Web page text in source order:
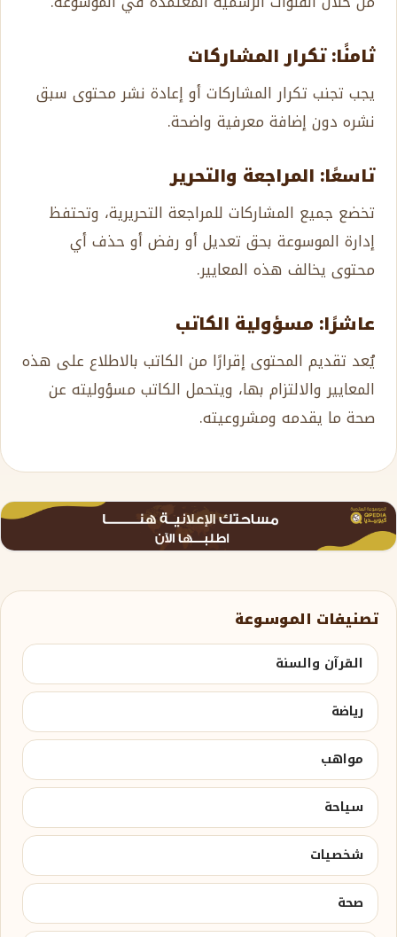
ثامنًا: تكرار المشاركات
يجب تجنب تكرار المشاركات أو إعادة نشر محتوى سبق
نشره دون إضافة معرفية واضحة.
تاسعًا: المراجعة والتحرير
تخضع جميع المشاركات للمراجعة التحريرية، وتحتفظ
إدارة الموسوعة بحق تعديل أو رفض أو حذف أي
محتوى يخالف هذه المعايير.
عاشرًا: مسؤولية الكاتب
يُعد تقديم المحتوى إقرارًا من الكاتب بالاطلاع على هذه
المعايير والالتزام بها، ويتحمل الكاتب مسؤوليته عن
صحة ما يقدمه ومشروعيته.
تصنيفات الموسوعة
القرآن والسنة
رياضة
مواهب
سياحة
شخصيات
صحة